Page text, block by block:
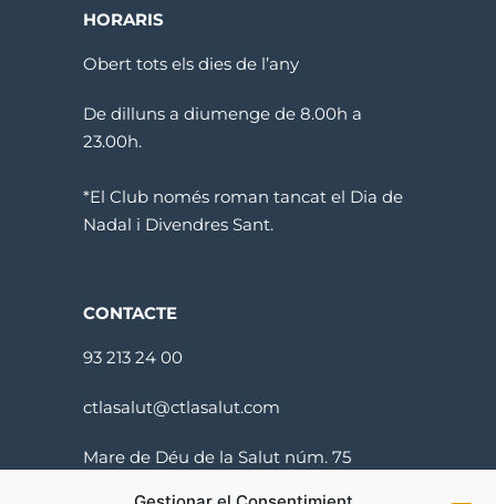
HORARIS
Obert tots els dies de l’any
De dilluns a diumenge de 8.00h a
23.00h.
*El Club només roman tancat el Dia de
Nadal i Divendres Sant.
CONTACTE
93 213 24 00
ctlasalut@ctlasalut.com
Mare de Déu de la Salut núm. 75